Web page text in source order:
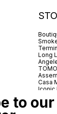
Long
Casa
Iconic
to our